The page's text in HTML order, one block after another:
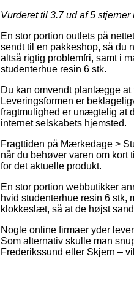
Vurderet til 3.7ud af 5 stjerner
En stor portion outlets på
sendt til en pakkeshop, så du
altså rigtig problemfri, samt i
studenterhue resin 6 stk.
Du kan omvendt planlægge
Leveringsformen er
fragtmulighed er unægtelig at
internet selskabets hjemsted.
Fragttiden på Mærkedage >
når du behøver varen om kort
for det aktuelle produkt.
En stor portion webbutikker
hvid studenterhue resin 6
klokkeslæt, så at de højst
Nogle online firmaer yder
Som alternativ skulle man
Frederikssund eller Skjern –